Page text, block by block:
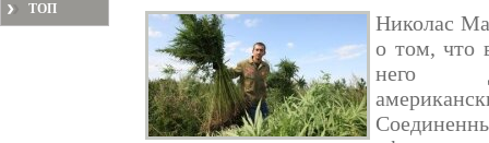
ТОП
Николас
о том, что
него